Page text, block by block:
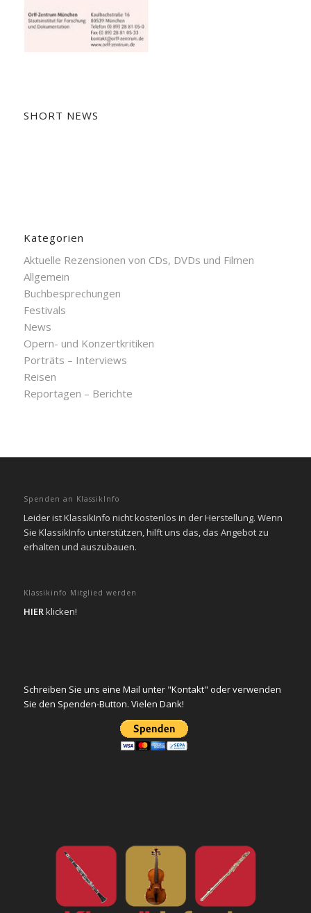
SHORT NEWS
Kategorien
Aktuelle Rezensionen von CDs, DVDs und Filmen
Allgemein
Buchbesprechungen
Festivals
News
Opern- und Konzertkritiken
Porträts – Interviews
Reisen
Reportagen – Berichte
Spenden an KlassikInfo
Leider ist KlassikInfo nicht kostenlos in der Herstellung. Wenn
Sie KlassikInfo unterstützen, hilft uns das, das Angebot zu
erhalten und auszubauen.
Klassikinfo Mitglied werden
HIERklicken!
Schreiben Sie uns eine Mail unter "Kontakt" oder verwenden
Sie den Spenden-Button. Vielen Dank!